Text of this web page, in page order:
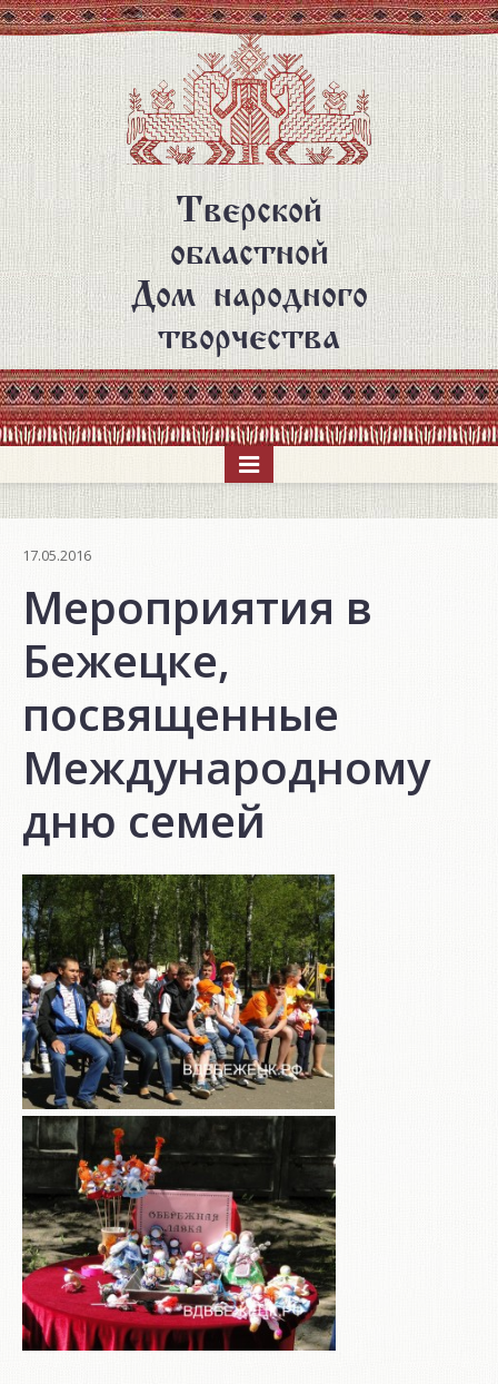
Перейти
к
основному
содержанию
Тверской
областной
Дом народного
творчества
17.05.2016
Мероприятия в
Бежецке,
посвященные
Международному
дню семей